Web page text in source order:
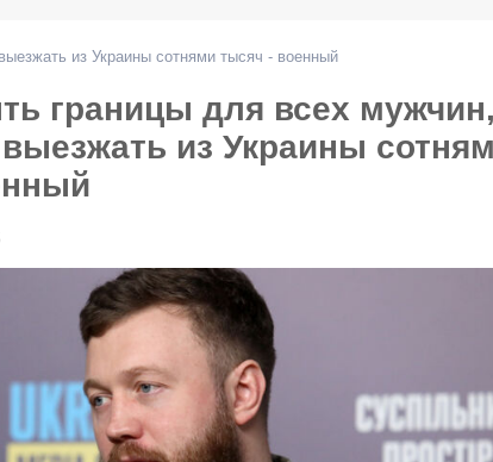
из Украины сотнями тысяч - военный
границы для всех
из Украины